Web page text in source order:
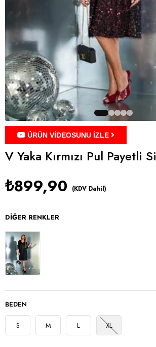
ÜRÜN VİDEOSUNU İZLE
V Yaka Kırmızı Pul Payetli
₺899,90 (KDV Dahil)
DIĞER RENKLER
BEDEN
S M L XL